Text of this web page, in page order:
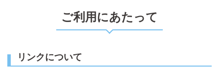
ご利用にあたって
リンクについて